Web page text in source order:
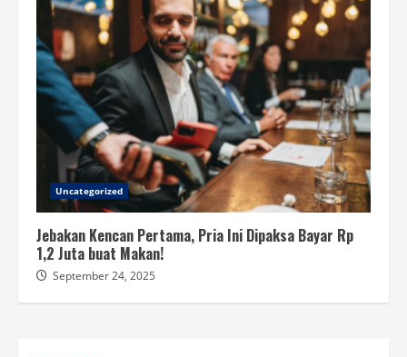
Uncategorized
Jebakan Kencan Pertama, Pria Ini Dipaksa Bayar Rp
1,2 Juta buat Makan!
September 24, 2025